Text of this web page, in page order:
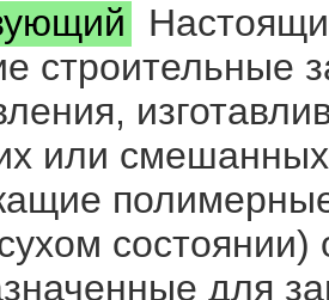
строительные
или
для